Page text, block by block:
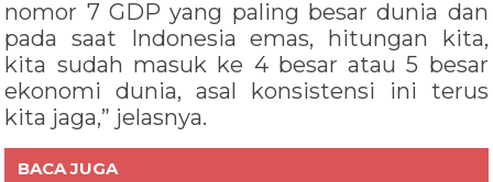
nomor 7 GDP yang paling besar dunia dan
pada saat Indonesia emas, hitungan kita,
kita sudah masuk ke 4 besar atau 5 besar
ekonomi dunia, asal konsistensi ini terus
kita jaga,” jelasnya.
BACA JUGA